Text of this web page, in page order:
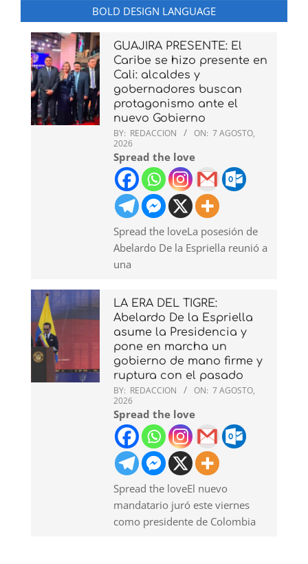
BOLD DESIGN LANGUAGE
GUAJIRA PRESENTE: El
Caribe se hizo presente en
Cali: alcaldes y
gobernadores buscan
protagonismo ante el
nuevo Gobierno
BY: REDACCION ON: 7 AGOSTO,
2026
Spread the love
Spread the loveLa posesión de
Abelardo De la Espriella reunió a
una
LA ERA DEL TIGRE:
Abelardo De la Espriella
asume la Presidencia y
pone en marcha un
gobierno de mano firme y
ruptura con el pasado
BY: REDACCION ON: 7 AGOSTO,
2026
Spread the love
Spread the loveEl nuevo
mandatario juró este viernes
como presidente de Colombia